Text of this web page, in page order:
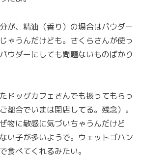
が、精油（香り）の場合はパウダー
ゃうんだけども。さくらさんが使っ
ウダーにしても問題ないものばかり
ドッグカフェさんでも扱ってもらっ
都合でいまは閉店してる。残念）。
物に敏感に気づいちゃうんだけど
い子が多いようで。ウェットゴハン
食べてくれるみたい。